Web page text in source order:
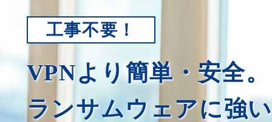
工事不要！
VPNより簡単・安全。
ランサムウェアに強